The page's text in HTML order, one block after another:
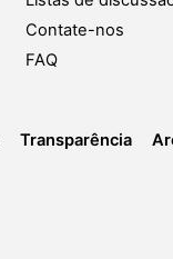
Contate-nos
FAQ
Transparência